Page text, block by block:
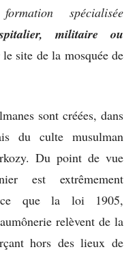
spécialisée
militaire ou
site de la mosquée de
sont créées, dans
du culte musulman
Du point de vue
est extrêmement
que la loi 1905,
relèvent de la
hors des lieux de